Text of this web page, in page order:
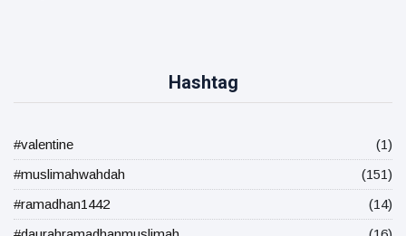
Hashtag
#valentine
(1)
#muslimahwahdah
(151)
#ramadhan1442
(14)